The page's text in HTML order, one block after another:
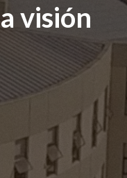
visión